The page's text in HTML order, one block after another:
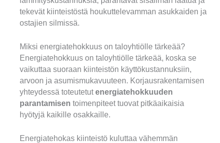
tekevät kiinteistöstä houkuttelevamman asukkaiden ja
ostajien silmissä.
Miksi energiatehokkuus on taloyhtiölle tärkeää?
Energiatehokkuus on taloyhtiölle tärkeää, koska se
vaikuttaa suoraan kiinteistön käyttökustannuksiin,
arvoon ja asumismukavuuteen. Korjausrakentamisen
yhteydessä toteutetutenergiatehokkuuden
parantamisen toimenpiteet tuovat pitkäaikaisia
hyötyjä kaikille osakkaille.
Energiatehokas kiinteistö kuluttaa vähemmän